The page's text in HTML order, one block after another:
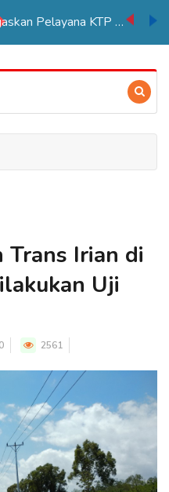
Kadisdukcapil Merauke Tegaskan Pelayana KTP Sesuai SOP
Trans Irian di
Uji
2561